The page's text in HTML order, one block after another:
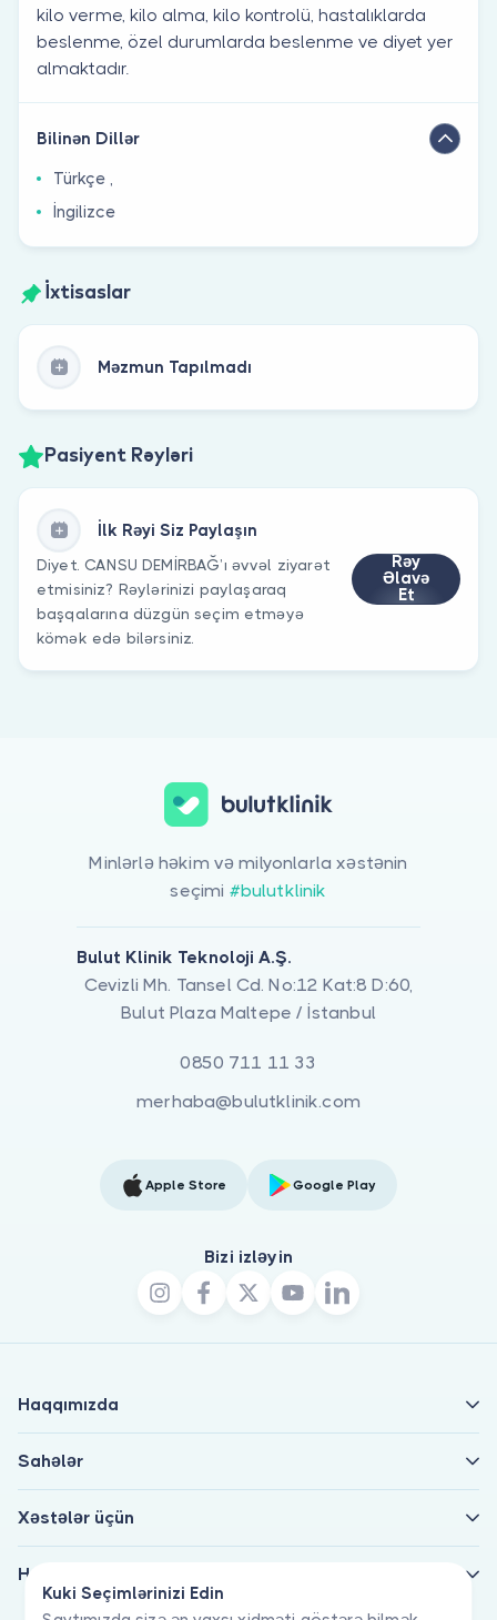
kilo verme, kilo alma, kilo kontrolü, hastalıklarda
beslenme, özel durumlarda beslenme ve diyet yer
almaktadır.
Bilinən Dillər
Türkçe ,
İngilizce
İxtisaslar
Məzmun Tapılmadı
Pasiyent Rəyləri
İlk Rəyi Siz Paylaşın
Diyet. CANSU DEMİRBAĞ’ı əvvəl ziyarət
etmisiniz? Rəylərinizi paylaşaraq
başqalarına düzgün seçim etməyə
kömək edə bilərsiniz.
Rəy
Əlavə
Et
Kuki Seçimlərinizi Edin
Minlərlə həkim və milyonlarla xəstənin
seçimi #bulutklinik
Bulut Klinik Teknoloji A.Ş.
Cevizli Mh. Tansel Cd. No:12 Kat:8 D:60,
Bulut Plaza Maltepe / İstanbul
0850 711 11 33
merhaba@bulutklinik.com
Apple Store Google Play
Bizi izləyin
Haqqımızda
Sahələr
Xəstələr üçün
Həkimlər üçün